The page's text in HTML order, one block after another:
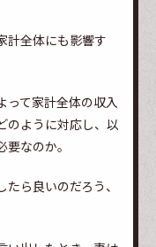
計全体にも影響す
って家計全体の収入
のように対応し、以
なのか。
ら良いのだろう、